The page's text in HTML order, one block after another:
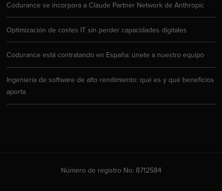
Codurance se incorpora a Claude Partner Network de Anthropic
Optimización de costes IT sin perder capacidades digitales
Codurance está contratando en España: únete a nuestro equipo
Ingeniería de software de alto rendimiento: qué es y qué beneficios
aporta
Número de registro No: 8712584